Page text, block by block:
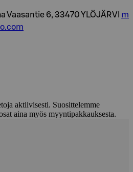
Vaasantie 6, 33470 YLÖJÄRVI m
aktiivisesti. Suosittelemme
aina myös myyntipakkauksesta.